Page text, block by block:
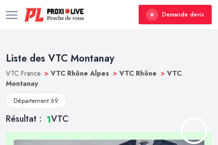
Demande devis
Liste des VTC Montanay
VTC France > VTC Rhône Alpes > VTC Rhône > VTC
Montanay
Département 69
Résultat : 1VTC